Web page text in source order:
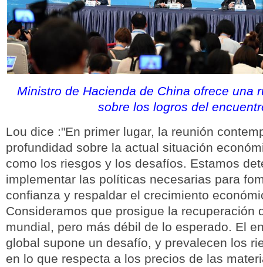
Ministro de Hacienda de China ofrece una
sobre los logros del
Lou dice :"En primer lugar, la reunión
profundidad sobre la actual situación
como los riesgos y los desafíos. Estamos
implementar las políticas necesarias para
confianza y respaldar el crecimiento
Consideramos que prosigue la recuperación
mundial, pero más débil de lo esperado. El
global supone un desafío, y prevalecen los
en lo que respecta a los precios de las